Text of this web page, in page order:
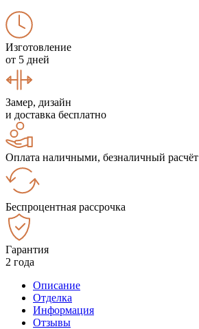
Изготовление
от 5 дней
Замер, дизайн
и доставка бесплатно
Оплата наличными, безналичный расчёт
Беспроцентная рассрочка
Гарантия
2 года
Описание
Отделка
Информация
Отзывы